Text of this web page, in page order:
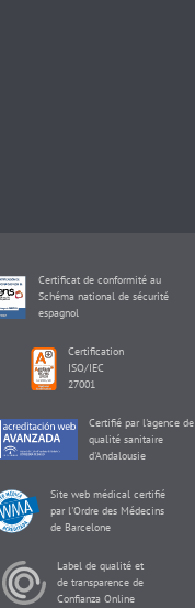
Certificat de conformité au
Schéma national de sécurité
espagnol
Certification
ISO/IEC
27001
Certifié par l'agence de
qualité sanitaire
d'Andalousie
Site web médical certifié
par l'Ordre des Médecins
de Barcelone
Label de qualité et
de transparence de
Confianza Online